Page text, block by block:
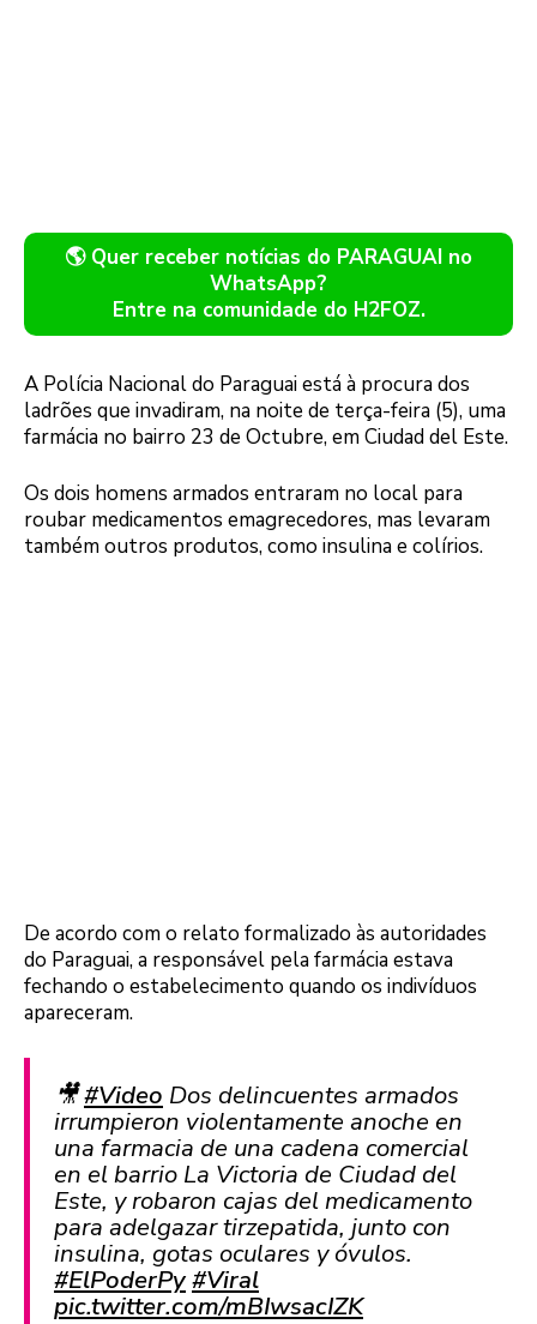
🌎 Quer receber notícias do PARAGUAI no
WhatsApp?
Entre na comunidade do H2FOZ.
A Polícia Nacional do Paraguai está à procura dos
ladrões que invadiram, na noite de terça-feira (5), uma
farmácia no bairro 23 de Octubre, em Ciudad del Este.
Os dois homens armados entraram no local para
roubar medicamentos emagrecedores, mas levaram
também outros produtos, como insulina e colírios.
De acordo com o relato formalizado às autoridades
do Paraguai, a responsável pela farmácia estava
fechando o estabelecimento quando os indivíduos
apareceram.
🎥#Video Dos delincuentes armados
irrumpieron violentamente anoche en
una farmacia de una cadena comercial
en el barrio La Victoria de Ciudad del
Este, y robaron cajas del medicamento
para adelgazar tirzepatida, junto con
insulina, gotas oculares y óvulos.
#ElPoderPy#Viral
pic.twitter.com/mBIwsacIZK